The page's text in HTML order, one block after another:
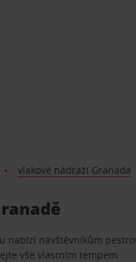
vlakové nádraží Granada
nabízí návštěvníkům
vše vlastním tempem.